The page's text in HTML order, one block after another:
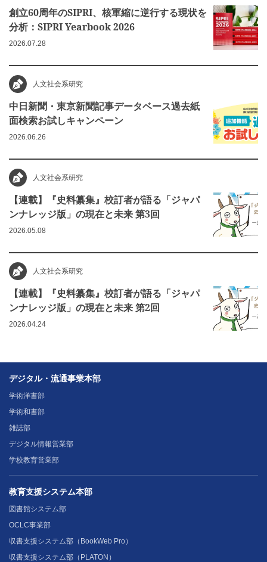
創立60周年のSIPRI、核軍縮に逆行する現状を
分析：SIPRI Yearbook 2026
2026.07.28
人文社会系研究
中日新聞・東京新聞記事データベース過去紙
面検索お試しキャンペーン
2026.06.26
人文社会系研究
【連載】『史料纂集』校訂者が語る「ジャパ
ンナレッジ版」の現在と未来 第3回
2026.05.08
人文社会系研究
【連載】『史料纂集』校訂者が語る「ジャパ
ンナレッジ版」の現在と未来 第2回
2026.04.24
デジタル・流通事業本部
学術洋書部
学術和書部
雑誌部
デジタル情報営業部
学校教育営業部
教育支援システム本部
図書館システム部
OCLC事業部
収書支援システム部（BookWeb Pro）
収書支援システム部（PLATON）